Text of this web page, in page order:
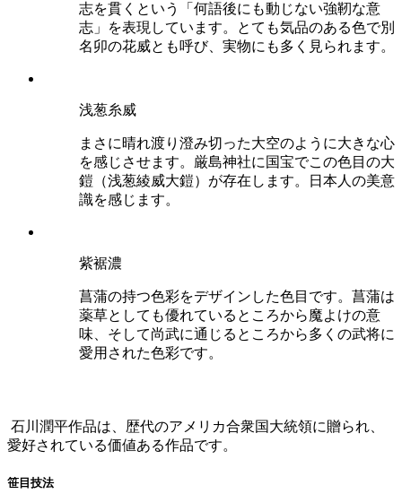
志を貫く という「何語後にも動じない強靭な意
志」を表現しています。とても気品のある色で別
名卯の花威とも呼び、実物にも多く見られます。
浅葱糸威
まさに晴れ渡り澄み切った大空のように大きな心
を感じさせます。厳島神社に国宝でこの色目の大
鎧（浅葱綾威大鎧）が存在します。日本人の美意
識を感じます。
紫裾濃
菖蒲の持つ色彩をデザインした色目です。菖蒲は
薬草としても優れているところから魔よけの意
味、そして尚武に通じるところから多くの武将に
愛用された色彩です。
石川潤平作品は、歴代のアメリカ合衆国大統領に贈られ、
愛好されている価値ある作品です。
笹目技法